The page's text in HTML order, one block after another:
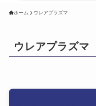
ホーム ウレアプラズマ
ウレアプラズマ